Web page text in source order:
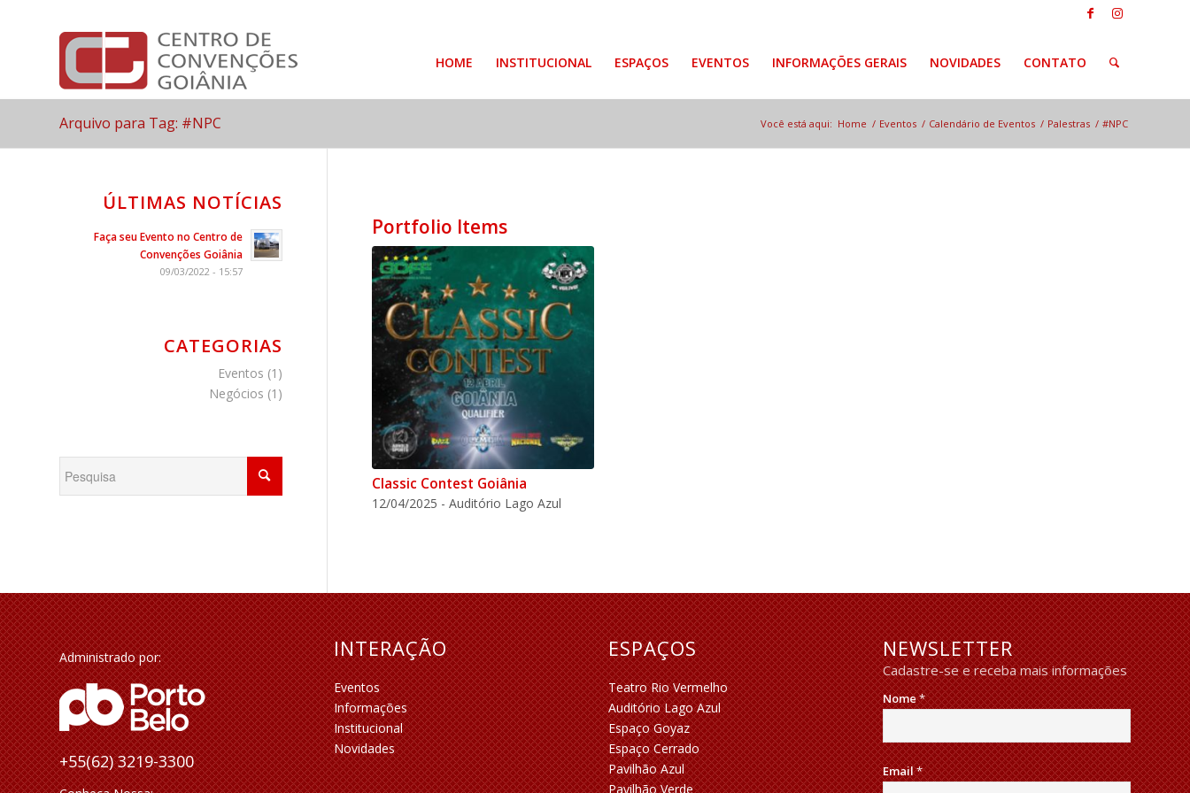
HOME INSTITUCIONAL ESPAÇOS EVENTOS INFORMAÇÕES GERAIS NOVIDADES CONTATO
Arquivo para Tag: #NPC Você está aqui: Home / Eventos / Calendário de Eventos / Palestras / #NPC
Portfolio Items
Classic Contest Goiânia
12/04/2025 - Auditório Lago Azul
ÚLTIMAS NOTÍCIAS
Faça seu Evento no Centro de
Convenções Goiânia
09/03/2022 - 15:57
CATEGORIAS
Eventos (1)
Negócios (1)
Administrado por:
+55(62) 3219-3300
INTERAÇÃO
Eventos
Informações
Institucional
Novidades
ESPAÇOS
Teatro Rio Vermelho
Auditório Lago Azul
Espaço Goyaz
Espaço Cerrado
Pavilhão Azul
Pavilhão Verde
NEWSLETTER
Cadastre-se e receba mais informações
Nome*
Email*